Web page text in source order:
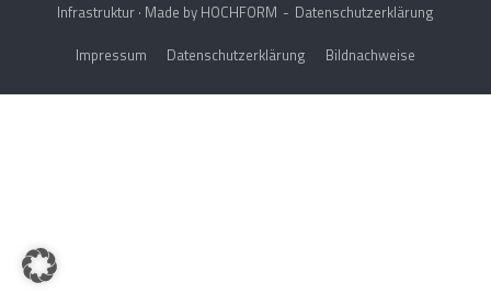
Infrastruktur · Made by HOCHFORM
Datenschutzerklärung
Impressum
Datenschutzerklärung Bildnachweise